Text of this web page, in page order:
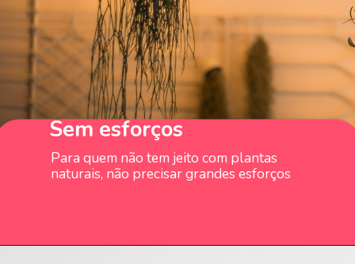
Sem esforços
Para quem não tem jeito com plantas
naturais, não precisar grandes esforços